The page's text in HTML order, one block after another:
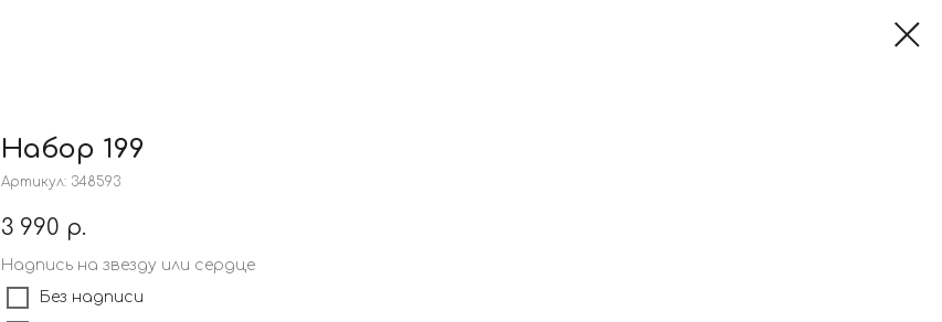
Набор 199
Артикул: 348593
3 990 р.
Надпись на звезду или сердце
Без надписи